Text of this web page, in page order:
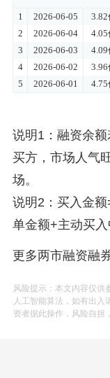
说明1：融资余
买方，市场人气
场。
说明2：买入金
单金额+主动买入
更多两市融资融
风险提示：本文内容仅供
人工智能算法，如有出入
资者据此操作，风险自